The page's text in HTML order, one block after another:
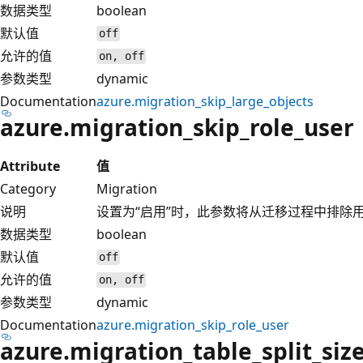
数据类型
boolean
默认值
off
允许的值 on, off
参数类型
dynamic
Documentationazure.migration_skip_large_objects
azure.migration_skip_role_user
Attribute
值
Category
Migration
说明
设置为“启用”时，此参数将从迁移过程中排除
数据类型
boolean
默认值
off
允许的值 on, off
参数类型
dynamic
Documentationazure.migration_skip_role_user